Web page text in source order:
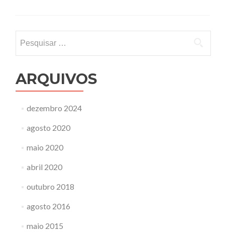
por:
ARQUIVOS
dezembro 2024
agosto 2020
maio 2020
abril 2020
outubro 2018
agosto 2016
maio 2015